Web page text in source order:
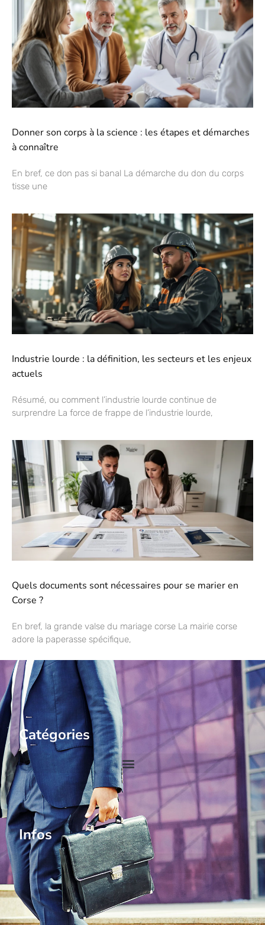
Donner son corps à la science : les étapes et démarches
à connaître
En bref, ce don pas si banal La démarche du don du corps
tisse une
Industrie lourde : la définition, les secteurs et les enjeux
actuels
Résumé, ou comment l’industrie lourde continue de
surprendre La force de frappe de l’industrie lourde,
Quels documents sont nécessaires pour se marier en
Corse ?
En bref, la grande valse du mariage corse La mairie corse
adore la paperasse spécifique,
Catégories
Infos